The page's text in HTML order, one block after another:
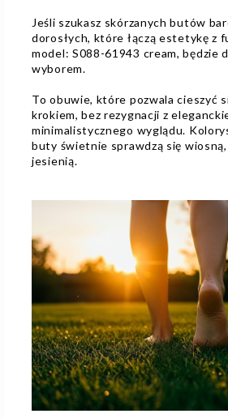
Jeśli szukasz skórzanych butów
dorosłych, które łączą estetykę z
model: S088-61943 cream, będzie
wyborem.
To obuwie, które pozwala cieszyć
krokiem, bez rezygnacji z
minimalistycznego wyglądu.
buty świetnie sprawdzą się
jesienią.